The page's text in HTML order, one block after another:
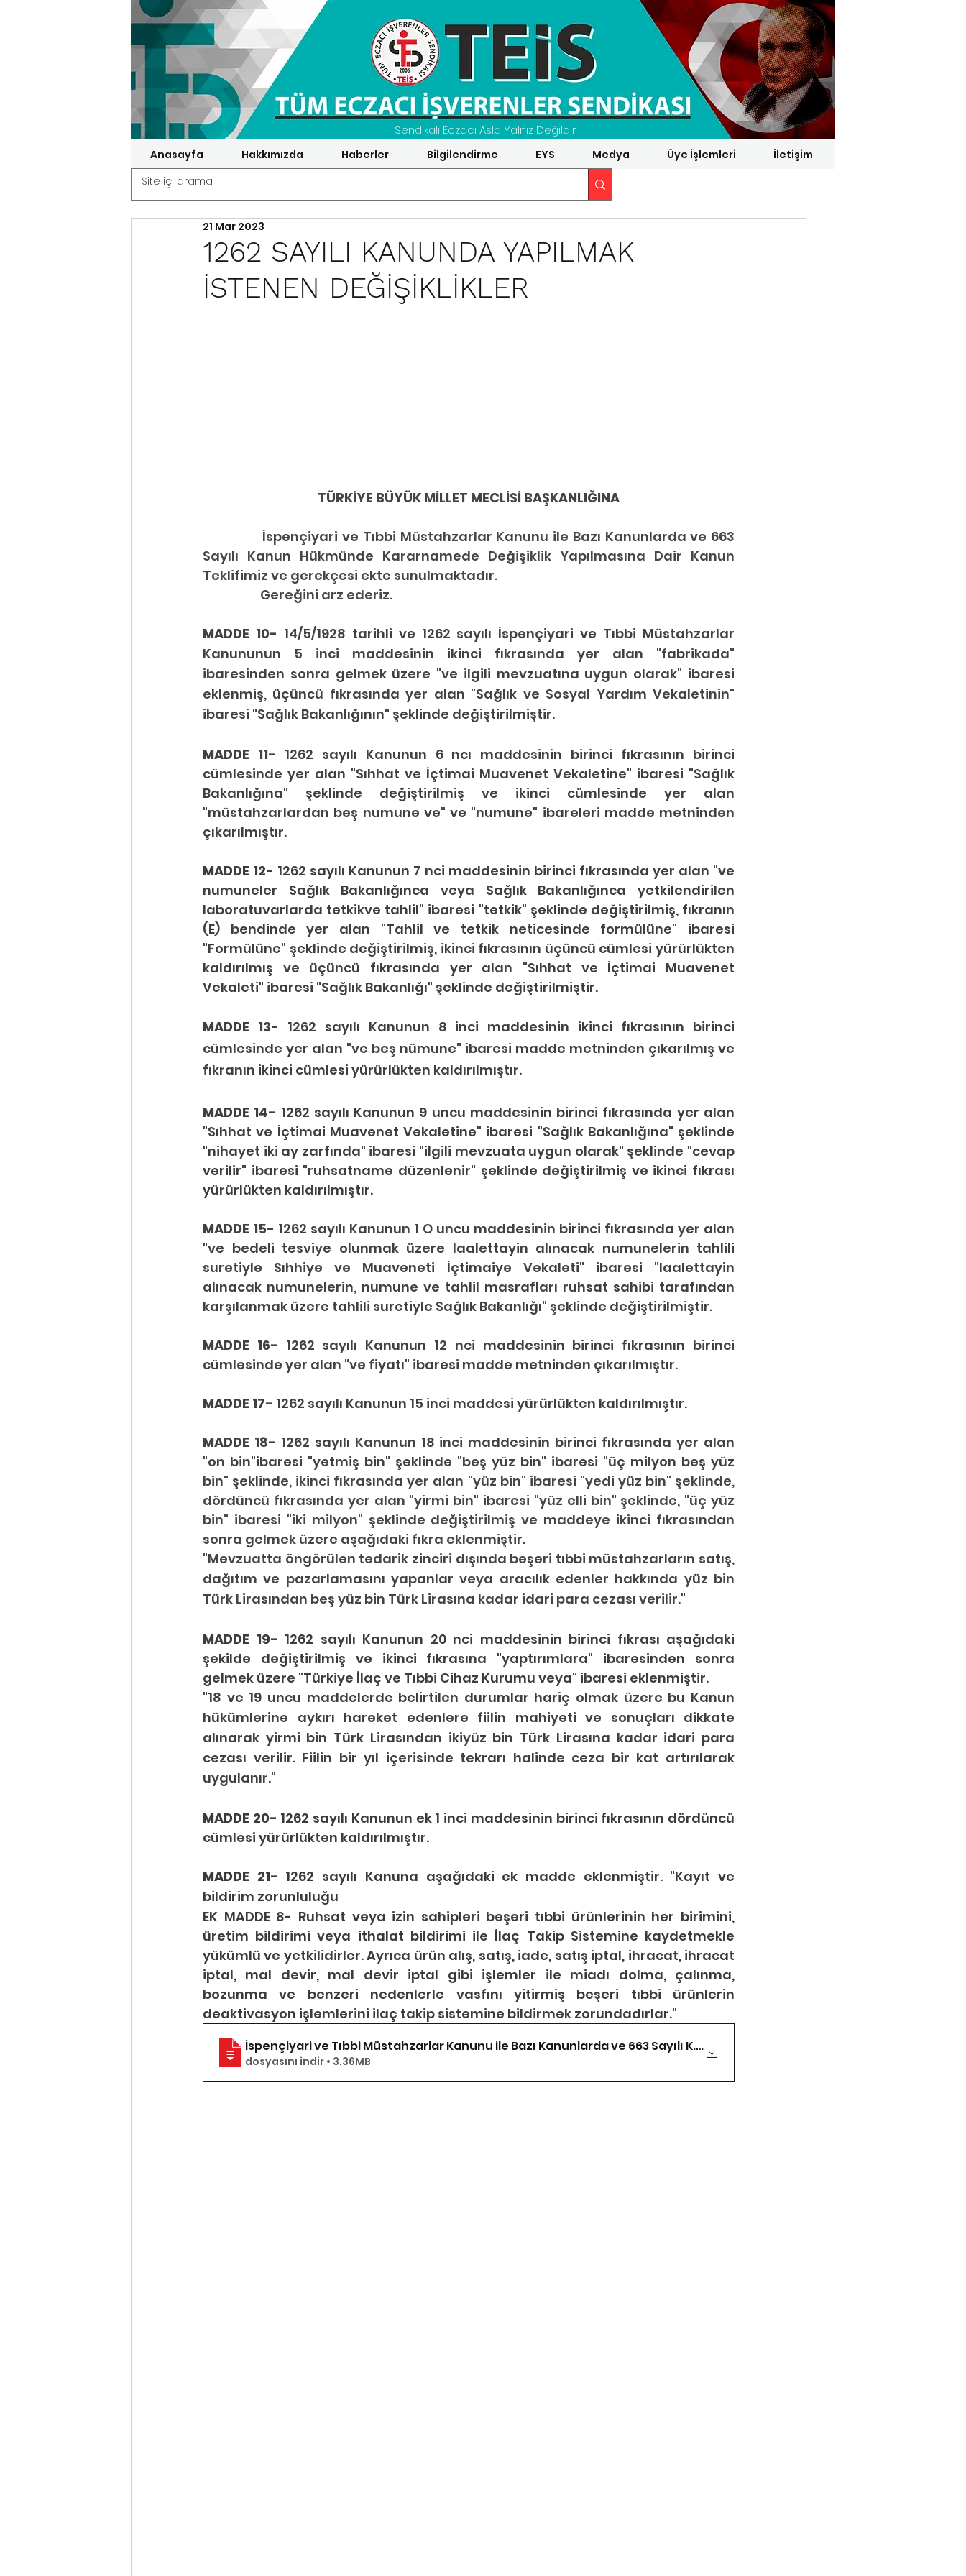
Sendikalı Eczacı Asla Yalnız Değildir.
Anasayfa Hakkımızda Haberler Bilgilendirme EYS Medya Üye İşlemleri İletişim
1262 SAYILI KANUNDA YAPILMAK
İSTENEN DEĞİŞİKLİKLER
21 Mar 2023
TÜRKİYE BÜYÜK MİLLET MECLİSİ BAŞKANLIĞINA
İspençiyari ve Tıbbi Müstahzarlar Kanunu ile Bazı Kanunlarda ve 663
Sayılı Kanun Hükmünde Kararnamede Değişiklik Yapılmasına Dair Kanun
Teklifimiz ve gerekçesi ekte sunulmaktadır.
Gereğini arz ederiz.
MADDE 10- 14/5/1928 tarihli ve 1262 sayılı İspençiyari ve Tıbbi Müstahzarlar
Kanununun 5 inci maddesinin ikinci fıkrasında yer alan "fabrikada"
ibaresinden sonra gelmek üzere "ve ilgili mevzuatına uygun olarak" ibaresi
eklenmiş, üçüncü fıkrasında yer alan "Sağlık ve Sosyal Yardım Vekaletinin"
ibaresi "Sağlık Bakanlığının" şeklinde değiştirilmiştir.
MADDE 11- 1262 sayılı Kanunun 6 ncı maddesinin birinci fıkrasının birinci
cümlesinde yer alan "Sıhhat ve İçtimai Muavenet Vekaletine" ibaresi "Sağlık
Bakanlığına" şeklinde değiştirilmiş ve ikinci cümlesinde yer alan
"müstahzarlardan beş numune ve" ve "numune" ibareleri madde metninden
çıkarılmıştır.
MADDE 12- 1262 sayılı Kanunun 7 nci maddesinin birinci fıkrasında yer alan "ve
numuneler Sağlık Bakanlığınca veya Sağlık Bakanlığınca yetkilendirilen
laboratuvarlarda tetkikve tahlil" ibaresi "tetkik" şeklinde değiştirilmiş, fıkranın
(E) bendinde yer alan "Tahlil ve tetkik neticesinde formülüne" ibaresi
"Formülüne" şeklinde değiştirilmiş, ikinci fıkrasının üçüncü cümlesi yürürlükten
kaldırılmış ve üçüncü fıkrasında yer alan "Sıhhat ve İçtimai Muavenet
Vekaleti" ibaresi "Sağlık Bakanlığı" şeklinde değiştirilmiştir.
MADDE 13- 1262 sayılı Kanunun 8 inci maddesinin ikinci fıkrasının birinci
cümlesinde yer alan "ve beş nümune" ibaresi madde metninden çıkarılmış ve
fıkranın ikinci cümlesi yürürlükten kaldırılmıştır.
MADDE 14- 1262 sayılı Kanunun 9 uncu maddesinin birinci fıkrasında yer alan
"Sıhhat ve İçtimai Muavenet Vekaletine" ibaresi "Sağlık Bakanlığına" şeklinde
"nihayet iki ay zarfında" ibaresi "ilgili mevzuata uygun olarak" şeklinde "cevap
verilir" ibaresi "ruhsatname düzenlenir" şeklinde değiştirilmiş ve ikinci fıkrası
yürürlükten kaldırılmıştır.
MADDE 15- 1262 sayılı Kanunun 1 O uncu maddesinin birinci fıkrasında yer alan
"ve bedeli tesviye olunmak üzere laalettayin alınacak numunelerin tahlili
suretiyle Sıhhiye ve Muaveneti İçtimaiye Vekaleti" ibaresi "laalettayin
alınacak numunelerin, numune ve tahlil masrafları ruhsat sahibi tarafından
karşılanmak üzere tahlili suretiyle Sağlık Bakanlığı" şeklinde değiştirilmiştir.
MADDE 16- 1262 sayılı Kanunun 12 nci maddesinin birinci fıkrasının birinci
cümlesinde yer alan "ve fiyatı" ibaresi madde metninden çıkarılmıştır.
MADDE 17- 1262 sayılı Kanunun 15 inci maddesi yürürlükten kaldırılmıştır.
MADDE 18- 1262 sayılı Kanunun 18 inci maddesinin birinci fıkrasında yer alan
"on bin"ibaresi "yetmiş bin" şeklinde "beş yüz bin" ibaresi "üç milyon beş yüz
bin" şeklinde, ikinci fıkrasında yer alan "yüz bin" ibaresi "yedi yüz bin" şeklinde,
dördüncü fıkrasında yer alan "yirmi bin" ibaresi "yüz elli bin" şeklinde, "üç yüz
bin" ibaresi "iki milyon" şeklinde değiştirilmiş ve maddeye ikinci fıkrasından
sonra gelmek üzere aşağıdaki fıkra eklenmiştir.
"Mevzuatta öngörülen tedarik zinciri dışında beşeri tıbbi müstahzarların satış,
dağıtım ve pazarlamasını yapanlar veya aracılık edenler hakkında yüz bin
Türk Lirasından beş yüz bin Türk Lirasına kadar idari para cezası verilir."
MADDE 19- 1262 sayılı Kanunun 20 nci maddesinin birinci fıkrası aşağıdaki
şekilde değiştirilmiş ve ikinci fıkrasına "yaptırımlara" ibaresinden sonra
gelmek üzere "Türkiye İlaç ve Tıbbi Cihaz Kurumu veya" ibaresi eklenmiştir.
"18 ve 19 uncu maddelerde belirtilen durumlar hariç olmak üzere bu Kanun
hükümlerine aykırı hareket edenlere fiilin mahiyeti ve sonuçları dikkate
alınarak yirmi bin Türk Lirasından ikiyüz bin Türk Lirasına kadar idari para
cezası verilir. Fiilin bir yıl içerisinde tekrarı halinde ceza bir kat artırılarak
uygulanır."
MADDE 20-
cümlesi yürürlükten kaldırılmıştır.
MADDE 21- 1262 sayılı Kanuna aşağıdaki ek madde eklenmiştir. "Kayıt ve
bildirim zorunluluğu
EK MADDE 8- Ruhsat veya izin sahipleri beşeri tıbbi ürünlerinin her birimini,
üretim bildirimi veya ithalat bildirimi ile İlaç Takip Sistemine kaydetmekle
yükümlü ve yetkilidirler. Ayrıca ürün alış, satış, iade, satış iptal, ihracat, ihracat
iptal, mal devir, mal devir iptal gibi işlemler ile miadı dolma, çalınma,
bozunma ve benzeri nedenlerle vasfını yitirmiş beşeri tıbbi ürünlerin
deaktivasyon işlemlerini ilaç takip sistemine bildirmek zorundadırlar."
İspençiyari ve Tıbbi Müstahzarlar Kanunu ile Bazı Kanunlarda ve 663 Sayılı Kanun Hükmünde
.
dosyasını indir • 3.36MB